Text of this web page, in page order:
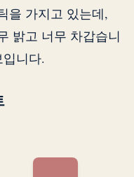
을 가지고 있는데,
밝고 너무 차갑습니
니다.